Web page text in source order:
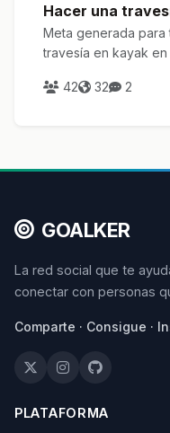
Hacer una
Meta generada para
travesía en kayak en
42 32 2
GOALKER
La red social que te
conectar con personas
Comparte · Consigue ·
PLATAFORMA